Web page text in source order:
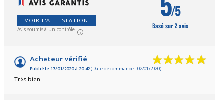
VOIR L'ATTESTATION
Avis soumis à un contrôle
/5
Basé sur 2 avis
Acheteur vérifié
Publié le 17/01/2020 à 20:42(Date de commande : 02/01/2020)
Très bien